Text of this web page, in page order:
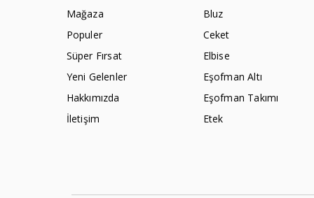
Mağaza
Populer
Süper Fırsat
Yeni Gelenler
Hakkımızda
İletişim
Bluz
Ceket
Elbise
Eşofman Altı
Eşofman Takımı
Etek